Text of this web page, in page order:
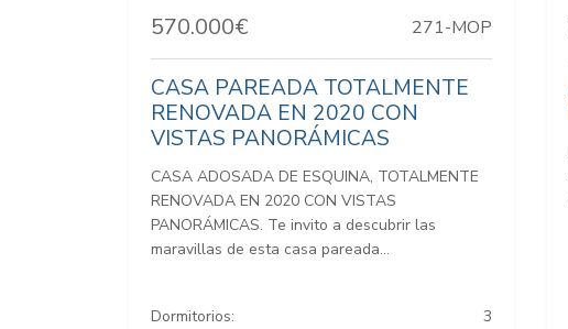
570.000€ 271-MOP
CASA PAREADA TOTALMENTE
RENOVADA EN 2020 CON
VISTAS PANORÁMICAS
CASA ADOSADA DE ESQUINA, TOTALMENTE
RENOVADA EN 2020 CON VISTAS
PANORÁMICAS. Te invito a descubrir las
maravillas de esta casa pareada...
Dormitorios:
3